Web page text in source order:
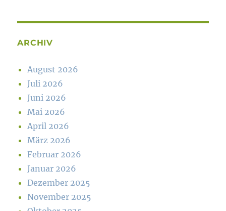
ARCHIV
August 2026
Juli 2026
Juni 2026
Mai 2026
April 2026
März 2026
Februar 2026
Januar 2026
Dezember 2025
November 2025